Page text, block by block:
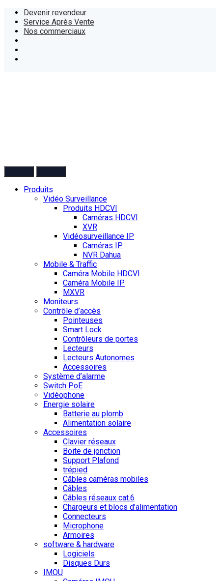
Devenir revendeur
Service Après Vente
Nos commerciaux
Produits
Vidéo Surveillance
Produits HDCVI
Caméras HDCVI
XVR
Vidéosurveillance IP
Caméras IP
NVR Dahua
Mobile & Traffic
Caméra Mobile HDCVI
Caméra Mobile IP
MXVR
Moniteurs
Contrôle d’accès
Pointeuses
Smart Lock
Contrôleurs de portes
Lecteurs
Lecteurs Autonomes
Accessoires
Système d’alarme
Switch PoE
Vidéophone
Energie solaire
Batterie au plomb
Alimentation solaire
Accessoires
Clavier réseaux
Boite de jonction
Support Plafond
trépied
Câbles caméras mobiles
Câbles
Câbles réseaux cat.6
Chargeurs et blocs d’alimentation
Connecteurs
Microphone
Armoires
software & hardware
Logiciels
Disques Durs
IMOU